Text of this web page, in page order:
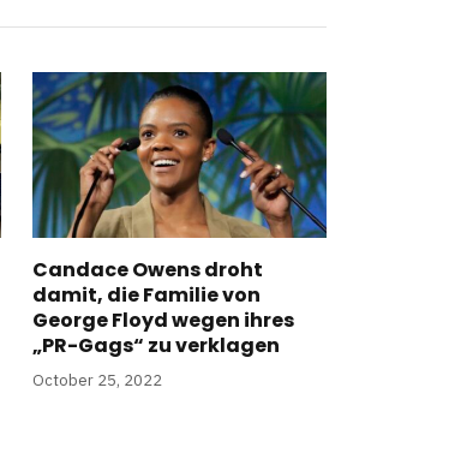
Candace Owens droht
damit, die Familie von
George Floyd wegen ihres
„PR-Gags“ zu verklagen
October 25, 2022